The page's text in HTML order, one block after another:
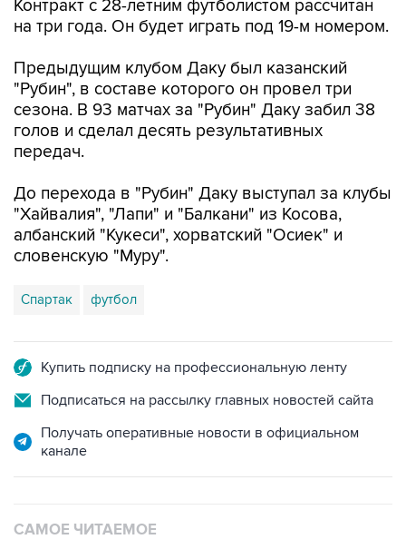
Контракт с 28-летним футболистом рассчитан
на три года. Он будет играть под 19-м номером.
Предыдущим клубом Даку был казанский
"Рубин", в составе которого он провел три
сезона. В 93 матчах за "Рубин" Даку забил 38
голов и сделал десять результативных
передач.
До перехода в "Рубин" Даку выступал за клубы
"Хайвалия", "Лапи" и "Балкани" из Косова,
албанский "Кукеси", хорватский "Осиек" и
словенскую "Муру".
Спартак футбол
Купить подписку на профессиональную ленту
Подписаться на рассылку главных новостей сайта
Получать оперативные новости в официальном
канале
САМОЕ ЧИТАЕМОЕ